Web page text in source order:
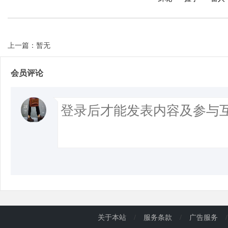
上一篇：暂无
会员评论
关于本站 / 服务条款 / 广告服务 /